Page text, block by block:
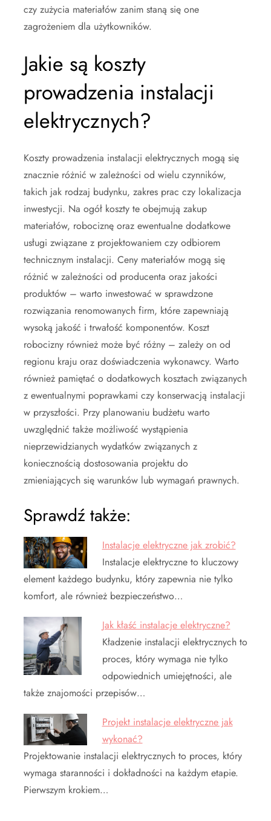
czy zużycia materiałów zanim staną się one
zagrożeniem dla użytkowników.
Jakie są koszty
prowadzenia instalacji
elektrycznych?
Koszty prowadzenia instalacji elektrycznych mogą się
znacznie różnić w zależności od wielu czynników,
takich jak rodzaj budynku, zakres prac czy lokalizacja
inwestycji. Na ogół koszty te obejmują zakup
materiałów, robociznę oraz ewentualne dodatkowe
usługi związane z projektowaniem czy odbiorem
technicznym instalacji. Ceny materiałów mogą się
różnić w zależności od producenta oraz jakości
produktów – warto inwestować w sprawdzone
rozwiązania renomowanych firm, które zapewniają
wysoką jakość i trwałość komponentów. Koszt
robocizny również może być różny – zależy on od
regionu kraju oraz doświadczenia wykonawcy. Warto
również pamiętać o dodatkowych kosztach związanych
z ewentualnymi poprawkami czy konserwacją instalacji
w przyszłości. Przy planowaniu budżetu warto
uwzględnić także możliwość wystąpienia
nieprzewidzianych wydatków związanych z
koniecznością dostosowania projektu do
zmieniających się warunków lub wymagań prawnych.
Sprawdź także:
Instalacje elektryczne jak zrobić?
Instalacje elektryczne to kluczowy
element każdego budynku, który zapewnia nie tylko
komfort, ale również bezpieczeństwo…
Jak kłaść instalacje elektryczne?
Kładzenie instalacji elektrycznych to
proces, który wymaga nie tylko
odpowiednich umiejętności, ale
także znajomości przepisów…
Projekt instalacje elektryczne jak
wykonać?
Projektowanie instalacji elektrycznych to proces, który
wymaga staranności i dokładności na każdym etapie.
Pierwszym krokiem…